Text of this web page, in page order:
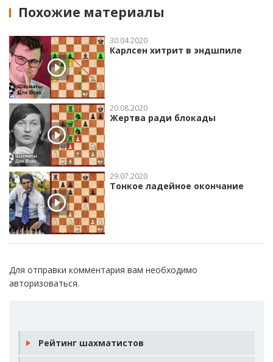
Похожие материалы
30.04.2020
Карлсен хитрит в эндшпиле
20.08.2020
Жертва ради блокады
29.07.2020
Тонкое ладейное окончание
Для отправки комментария вам необходимо
авторизоваться.
Рейтинг шахматистов